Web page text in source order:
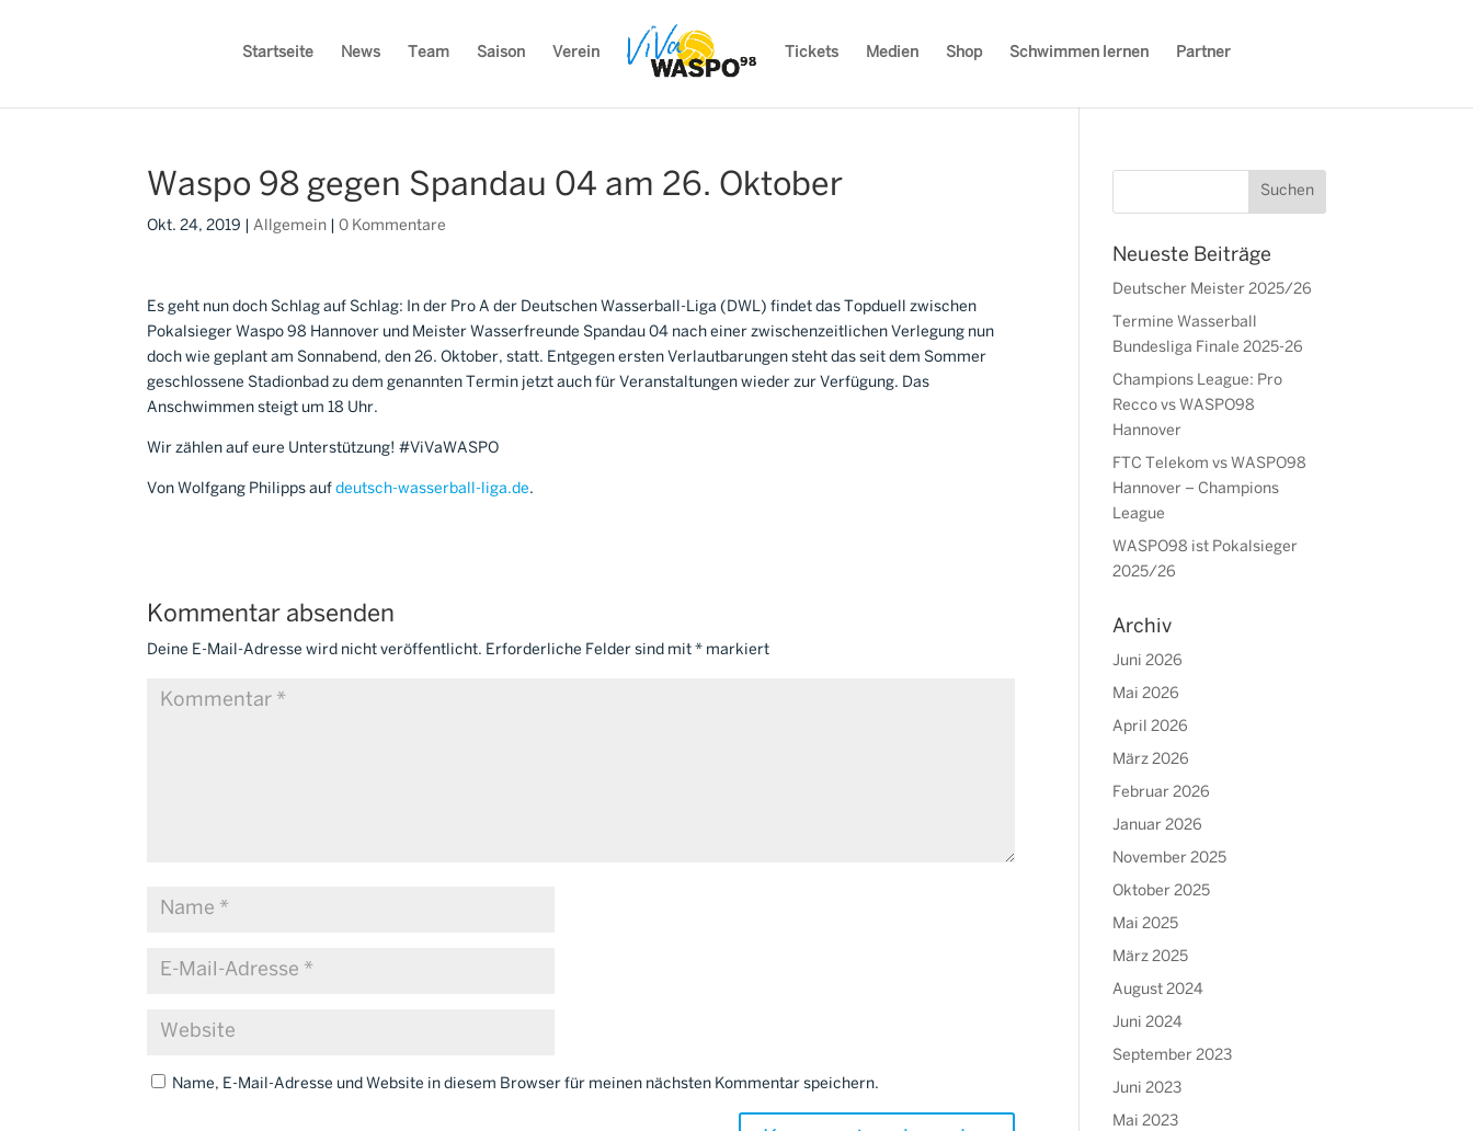
Startseite News Team Saison Verein Tickets Medien Shop Schwimmen lernen Partner
Waspo 98 gegen Spandau 04 am 26. Oktober
Okt. 24, 2019 |Allgemein |0 Kommentare
Es geht nun doch Schlag auf Schlag: In der Pro A der Deutschen Wasserball-Liga (DWL) findet das Topduell zwischen
Pokalsieger Waspo 98 Hannover und Meister Wasserfreunde Spandau 04 nach einer zwischenzeitlichen Verlegung nun
doch wie geplant am Sonnabend, den 26. Oktober, statt. Entgegen ersten Verlautbarungen steht das seit dem Sommer
geschlossene Stadionbad zu dem genannten Termin jetzt auch für Veranstaltungen wieder zur Verfügung. Das
Anschwimmen steigt um 18 Uhr.
Wir zählen auf eure Unterstützung! #ViVaWASPO
Von Wolfgang Philipps aufdeutsch-wasserball-liga.de.
Kommentar absenden
Deine E-Mail-Adresse wird nicht veröffentlicht. Erforderliche Felder sind mit* markiert
Name, E-Mail-Adresse und Website in diesem Browser für meinen nächsten Kommentar speichern.
Neueste Beiträge
Deutscher Meister 2025/26
Termine Wasserball
Bundesliga Finale 2025-26
Champions League: Pro
Recco vs WASPO98
Hannover
FTC Telekom vs WASPO98
Hannover – Champions
League
WASPO98 ist Pokalsieger
2025/26
Archiv
Juni 2026
Mai 2026
April 2026
März 2026
Februar 2026
Januar 2026
November 2025
Oktober 2025
Mai 2025
März 2025
August 2024
Juni 2024
September 2023
Juni 2023
Mai 2023